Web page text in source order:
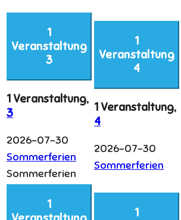
1
Veranstaltung
3
1 Veranstaltung,
3
2026-07-30
Sommerferien
Sommerferien
1
Veranstaltung
4
1 Veranstaltung,
4
2026-07-30
Sommerferien
1
1